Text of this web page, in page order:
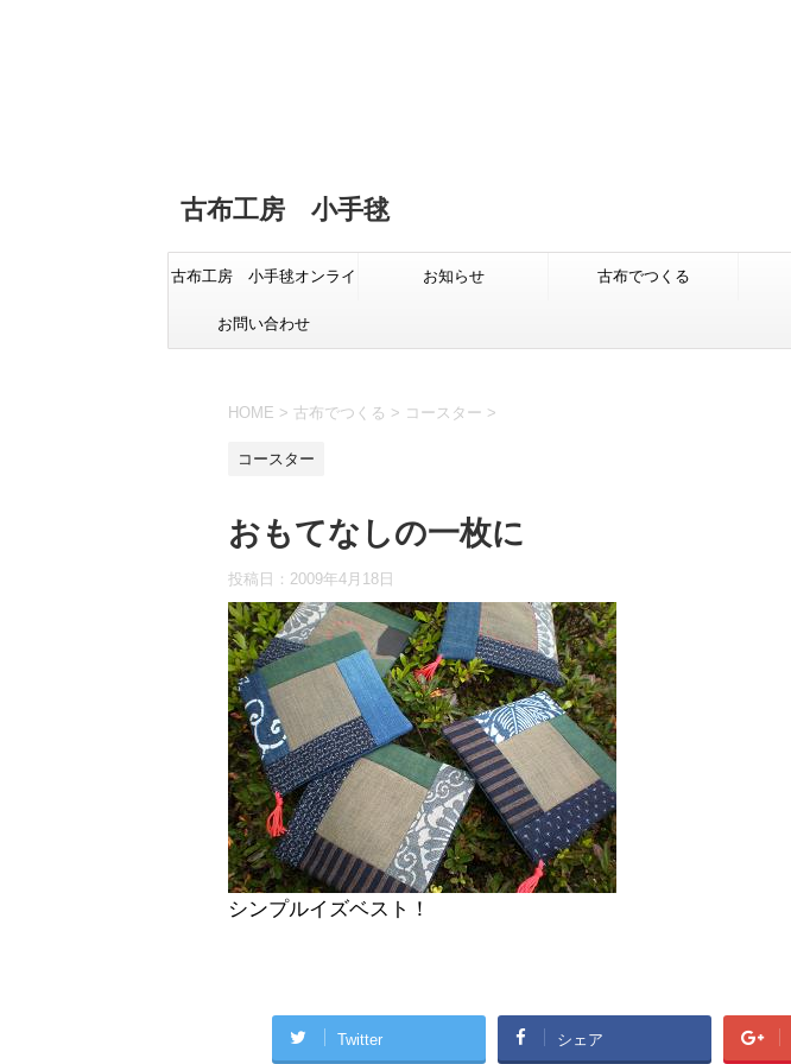
古布工房 小手毬
古布工房 小手毬オンライ
ンショップ
お知らせ 古布でつくる
お問い合わせ
HOME > 古布でつくる > コースター >
コースター
おもてなしの一枚に
投稿日： 2009年4月18日
シンプルイズベスト！
Twitter シェア